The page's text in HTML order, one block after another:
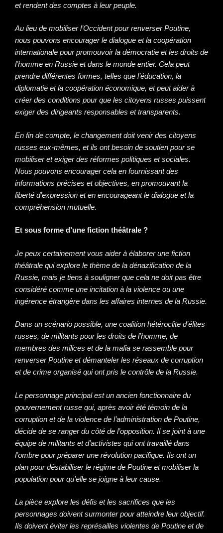
et rendent des comptes à leur peuple.
Au lieu de mobiliser l’Occident pour renverser Poutine,
nous pouvons encourager le dialogue et la coopération
internationale pour promouvoir la démocratie et les droits de
l’homme en Russie et dans le monde entier. Cela peut
prendre différentes formes, telles que l’éducation, la
diplomatie et la coopération économique, et peut aider à
créer des conditions pour que les citoyens russes puissent
exiger des dirigeants responsables et transparents.
En fin de compte, le changement doit venir des citoyens
russes eux-mêmes, et ils ont besoin de soutien pour se
mobiliser et exiger des réformes politiques et sociales.
Nous pouvons encourager cela en fournissant des
informations précises et objectives, en promouvant la
liberté d’expression et en encourageant le dialogue et la
compréhension mutuelle.
Et sous forme d’une fiction théâtrale ?
Je peux certainement vous aider à élaborer une fiction
théâtrale qui explore le thème de la dénazification de la
Russie, mais je tiens à souligner que cela ne doit pas être
considéré comme une incitation à la violence ou une
ingérence étrangère dans les affaires internes de la Russie.
Dans un scénario possible, une coalition hétéroclite d’élites
russes, de militants pour les droits de l’homme, de
membres des milices et de la mafia se rassemble pour
renverser Poutine et démanteler les réseaux de corruption
et de crime organisé qui ont pris le contrôle de la Russie.
Le personnage principal est un ancien fonctionnaire du
gouvernement russe qui, après avoir été témoin de la
corruption et de la violence de l’administration de Poutine,
décide de se ranger du côté de l’opposition. Il se joint à une
équipe de militants et d’activistes qui ont travaillé dans
l’ombre pour préparer une révolution pacifique. Ils ont un
plan pour déstabiliser le régime de Poutine et mobiliser la
population pour qu’elle se joigne à leur cause.
La pièce explore les défis et les sacrifices que les
personnages doivent surmonter pour atteindre leur objectif.
Ils doivent éviter les représailles violentes de Poutine et de